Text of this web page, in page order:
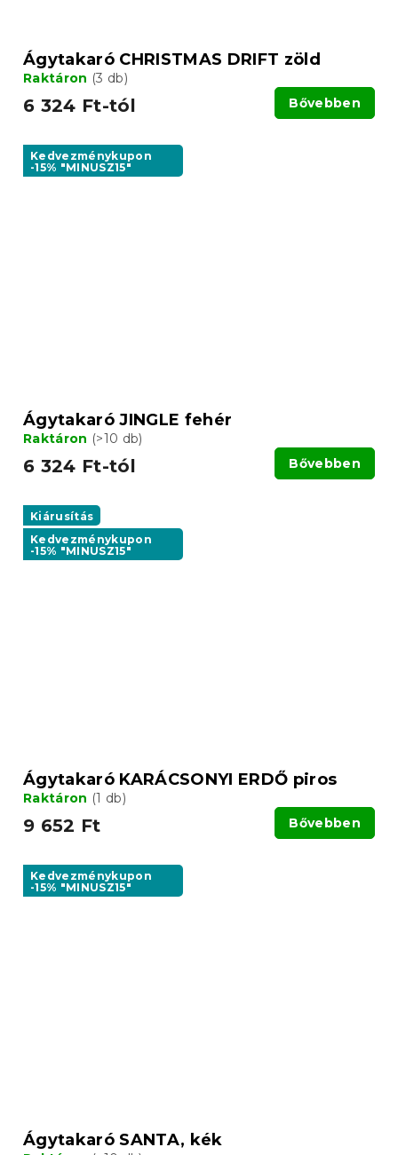
Ágytakaró CHRISTMAS DRIFT zöld
Raktáron (3 db)
6 324 Ft-tól Bővebben
Kedvezménykupon
-15% "MINUSZ15"
Ágytakaró JINGLE fehér
Raktáron (>10 db)
6 324 Ft-tól Bővebben
Kiárusítás
Kedvezménykupon
-15% "MINUSZ15"
Ágytakaró KARÁCSONYI ERDŐ piros
Raktáron (1 db)
9 652 Ft Bővebben
Kedvezménykupon
-15% "MINUSZ15"
Ágytakaró SANTA, kék